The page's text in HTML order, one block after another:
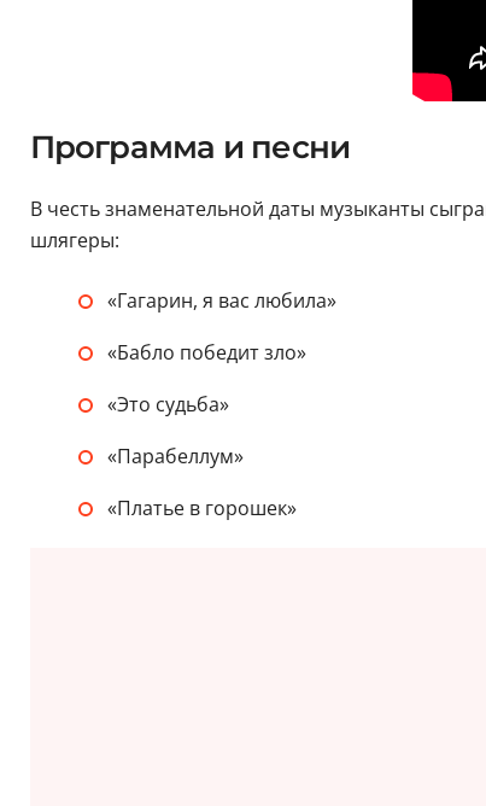
Программа и песни
В честь знаменательной даты музыканты
шлягеры:
«Гагарин, я вас любила»
«Бабло победит зло»
«Это судьба»
«Парабеллум»
«Платье в горошек»